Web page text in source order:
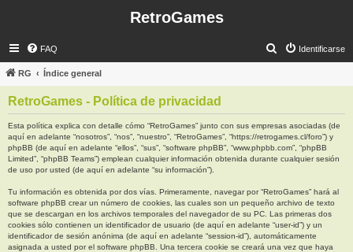
RetroGames
FAQ Identificarse
s
a
r
RG Índice general
RetroGames - Política de privacidad
Esta política explica con detalle cómo “RetroGames” junto con sus empresas asociadas (de
aquí en adelante “nosotros”, “nos”, “nuestro”, “RetroGames”, “https://retrogames.cl/foro”) y
phpBB (de aquí en adelante “ellos”, “sus”, “software phpBB”, “www.phpbb.com”, “phpBB
Limited”, “phpBB Teams”) emplean cualquier información obtenida durante cualquier sesión
de uso por usted (de aquí en adelante “su información”).
Tu información es obtenida por dos vías. Primeramente, navegar por “RetroGames” hará al
software phpBB crear un número de cookies, las cuales son un pequeño archivo de texto
que se descargan en los archivos temporales del navegador de su PC. Las primeras dos
cookies sólo contienen un identificador de usuario (de aquí en adelante “user-id”) y un
identificador de sesión anónima (de aquí en adelante “session-id”), automáticamente
asignada a usted por el software phpBB. Una tercera cookie se creará una vez que haya